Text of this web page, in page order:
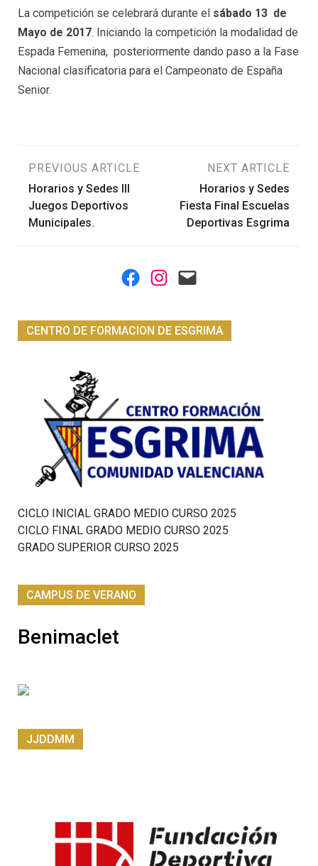
La competición se celebrará durante el sábado 13 de
Mayo de 2017. Iniciando la competición la modalidad de
Espada Femenina, posteriormente dando paso a la Fase
Nacional clasificatoria para el Campeonato de España
Senior.
Navegación
de
entradas
PREVIOUS ARTICLE
Horarios y Sedes III
Juegos Deportivos
Municipales.
NEXT ARTICLE
Horarios y Sedes
Fiesta Final Escuelas
Deportivas Esgrima
Facebook
Instagram
Mail
CENTRO DE FORMACION DE ESGRIMA
CICLO INICIAL GRADO MEDIO CURSO 2025
CICLO FINAL GRADO MEDIO CURSO 2025
GRADO SUPERIOR CURSO 2025
CAMPUS DE VERANO
Benimaclet
JJDDMM